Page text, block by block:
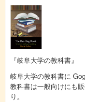
『岐阜大学の教科書』
岐阜大学の教科書に
教科書は一般向けにも
り。